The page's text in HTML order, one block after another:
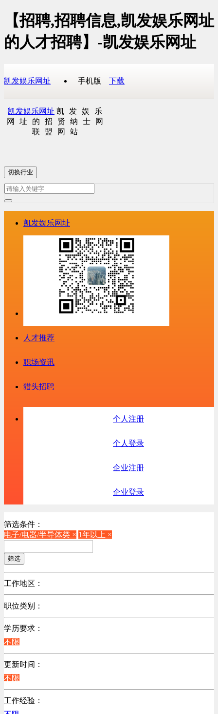
【招聘,招聘信息,凯发娱乐网址
的人才招聘】-凯发娱乐网址
凯发娱乐网址 手机版 下载
凯发娱乐网址 凯发娱乐
网址的招贤纳士网
联盟网站
切换行业
凯发娱乐网址
人才推荐
职场资讯
猎头招聘
个人注册
个人登录
企业注册
企业登录
筛选条件：
电子/电器/半导体类 × 1年以上 ×
筛选
工作地区：
不限
职位类别：
不限
机械制造/仪器仪表类
计算机硬件类
销售管理类
计算机软件类
贸易/物流/仓储/采购类
客服及凯发娱乐网址的技术支持类
学历要求：
不限
更新时间：
不限
工作经验：